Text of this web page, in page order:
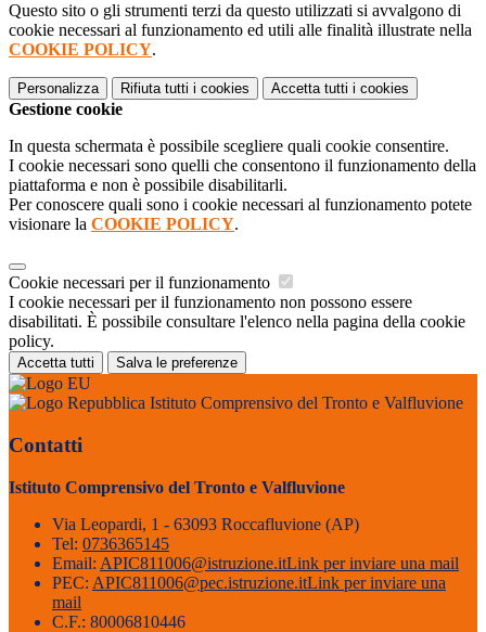
Questo sito o gli strumenti terzi da questo utilizzati si avvalgono di
cookie necessari al funzionamento ed utili alle finalità illustrate nella
COOKIE POLICY.
Personalizza Rifiuta tutti i cookies Accetta tutti i cookies
Gestione cookie
In questa schermata è possibile scegliere quali cookie consentire.
I cookie necessari sono quelli che consentono il funzionamento della
piattaforma e non è possibile disabilitarli.
Per conoscere quali sono i cookie necessari al funzionamento potete
visionare la COOKIE POLICY.
Cookie necessari per il funzionamento
I cookie necessari per il funzionamento non possono essere
disabilitati. È possibile consultare l'elenco nella pagina della cookie
policy.
Accetta tutti Salva le preferenze
Istituto Comprensivo del Tronto e Valfluvione
Contatti
Istituto Comprensivo del Tronto e Valfluvione
Via Leopardi, 1 - 63093 Roccafluvione (AP)
Tel: 0736365145
Email: APIC811006@istruzione.itLink per inviare una mail
PEC: APIC811006@pec.istruzione.itLink per inviare una
mail
C.F.: 80006810446